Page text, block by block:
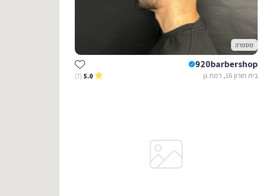
מספרה
920barbershop
בית חורון 16, רמת גן 5.0
(7)